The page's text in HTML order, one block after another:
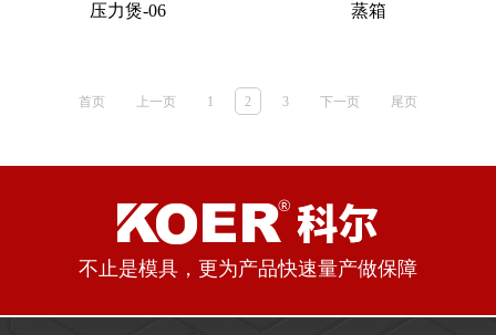
压力煲-06 蒸箱
首页 上一页 1 2 3 下一页 尾页
不止是模具，更为产品快速量产做保障